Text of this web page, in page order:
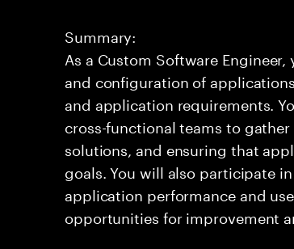
Summary:
As a Custom Software
and configuration of
and application requirements.
cross-functional teams to
solutions, and ensuring that
goals. You will also participate
application performance and
opportunities for improvement